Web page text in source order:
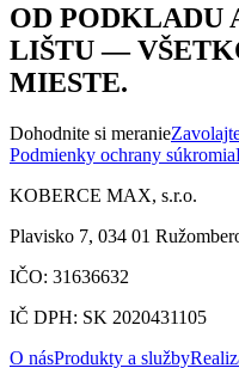
OD PODKLADU
LIŠTU —
MIESTE.
Dohodnite si meranie
Podmienky ochrany súkromia
KOBERCE MAX, s.r.o.
Plavisko 7, 034 01
IČO: 31636632
IČ DPH: SK 2020431105
O násProdukty a služby